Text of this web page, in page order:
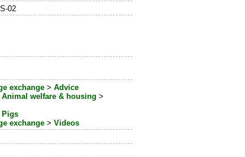
02
exchange >Advice
Animal welfare & housing >
Pigs
exchange >Videos